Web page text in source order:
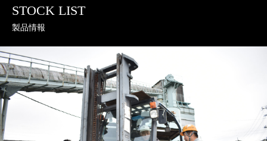
STOCK LIST
製品情報